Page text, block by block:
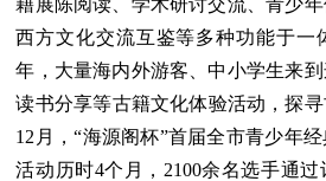
籍展陈阅读、学术研讨交流、青少
西方文化交流互鉴等多种功能于一
年，大量海内外游客、中小学生来到
读书分享等古籍文化体验活动，探
12月，“海源阁杯”首届全市青少年
活动历时4个月，2100余名选手通